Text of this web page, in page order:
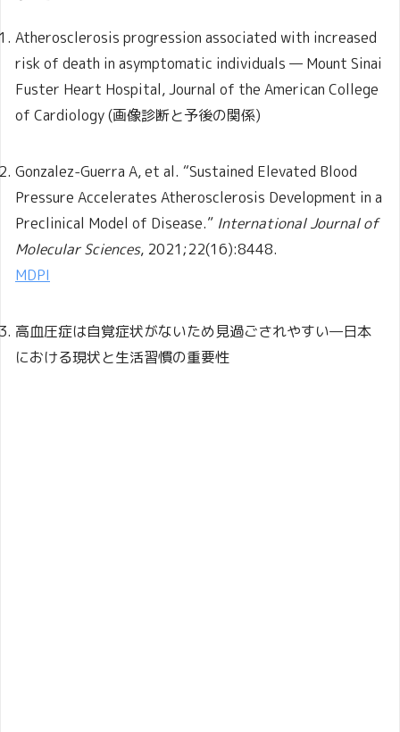
Atherosclerosis progression associated with increased
risk of death in asymptomatic individuals — Mount Sinai
Fuster Heart Hospital, Journal of the American College
of Cardiology (画像診断と予後の関係)
Gonzalez-Guerra A, et al. “Sustained Elevated Blood
Pressure Accelerates Atherosclerosis Development in a
Preclinical Model of Disease.” International Journal of
Molecular Sciences, 2021;22(16):8448.
MDPI
高血圧症は自覚症状がないため見過ごされやすい—日本
における現状と生活習慣の重要性